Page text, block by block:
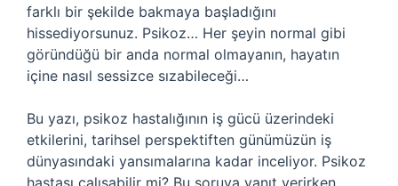
farklı bir şekilde bakmaya başladığını
hissediyorsunuz. Psikoz… Her şeyin normal gibi
göründüğü bir anda normal olmayanın, hayatın
içine nasıl sessizce sızabileceği…
Bu yazı, psikoz hastalığının iş gücü üzerindeki
etkilerini, tarihsel perspektiften günümüzün iş
dünyasındaki yansımalarına kadar inceliyor. Psikoz
hastası çalışabilir mi? Bu soruya yanıt verirken,